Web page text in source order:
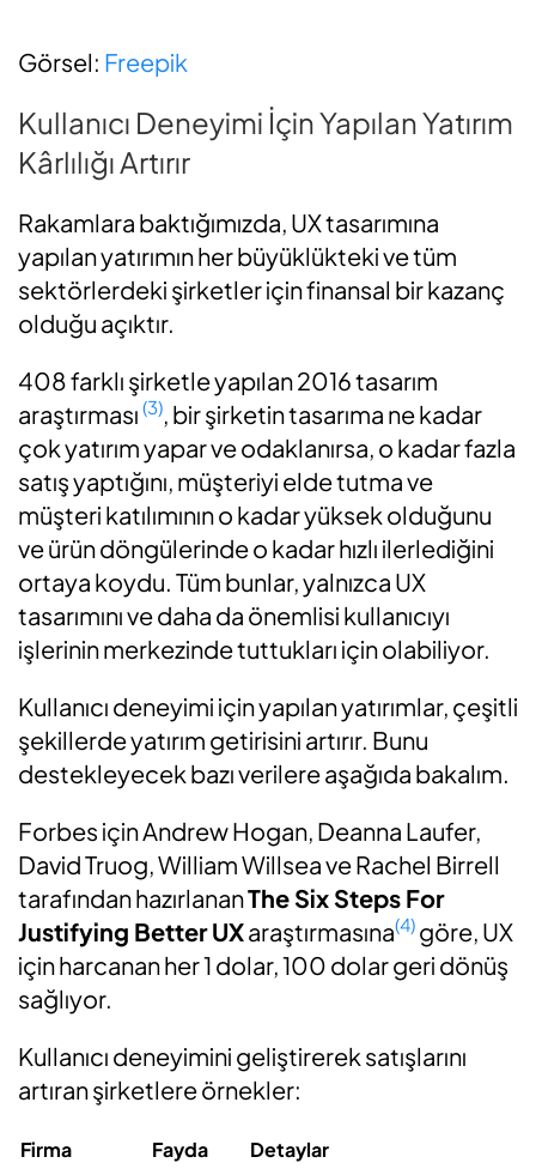
Görsel: Freepik
Kullanıcı Deneyimi İçin Yapılan Yatırım
Kârlılığı Artırır
Rakamlara baktığımızda, UX tasarımına
yapılan yatırımın her büyüklükteki ve tüm
sektörlerdeki şirketler için finansal bir kazanç
olduğu açıktır.
408 farklı şirketle yapılan 2016 tasarım
araştırması (3), bir şirketin tasarıma ne kadar
çok yatırım yapar ve odaklanırsa, o kadar fazla
satış yaptığını, müşteriyi elde tutma ve
müşteri katılımının o kadar yüksek olduğunu
ve ürün döngülerinde o kadar hızlı ilerlediğini
ortaya koydu. Tüm bunlar, yalnızca UX
tasarımını ve daha da önemlisi kullanıcıyı
işlerinin merkezinde tuttukları için olabiliyor.
Kullanıcı deneyimi için yapılan yatırımlar, çeşitli
şekillerde yatırım getirisini artırır. Bunu
destekleyecek bazı verilere aşağıda bakalım.
Forbes için Andrew Hogan, Deanna Laufer,
David Truog, William Willsea ve Rachel Birrell
tarafından hazırlananThe Six Steps For
Justifying Better UXaraştırmasına(4) göre, UX
için harcanan her 1 dolar, 100 dolar geri dönüş
sağlıyor.
Kullanıcı deneyimini geliştirerek satışlarını
artıran şirketlere örnekler:
Firma Fayda Detaylar